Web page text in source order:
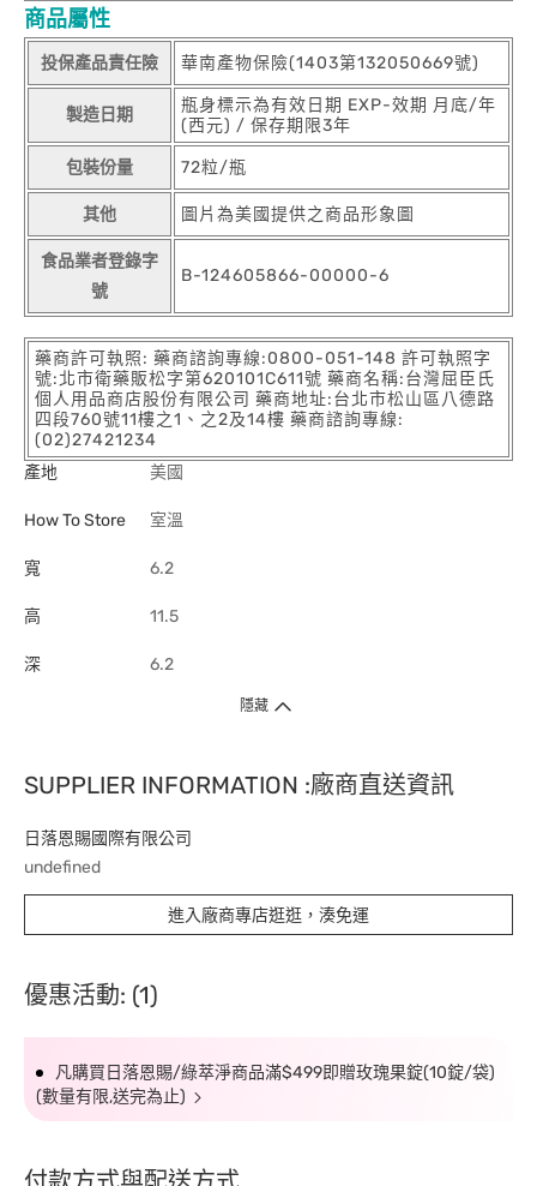
商品屬性
投保產品責任險 華南產物保險(1403第132050669號)
製造日期
瓶身標示為有效日期 EXP-效期 月底/年
(西元) / 保存期限3年
包裝份量 72粒/瓶
其他 圖片為美國提供之商品形象圖
食品業者登錄字
號
B-124605866-00000-6
藥商許可執照: 藥商諮詢專線:0800-051-148 許可執照字
號:北市衛藥販松字第620101C611號 藥商名稱:台灣屈臣氏
個人用品商店股份有限公司 藥商地址:台北市松山區八德路
四段760號11樓之1、之2及14樓 藥商諮詢專線:
(02)27421234
產地
美國
How To Store 室溫
寬 6.2
高 11.5
深 6.2
隱藏
SUPPLIER INFORMATION :廠商直送資訊
日落恩賜國際有限公司
undefined
進入廠商專店逛逛，湊免運
優惠活動: (1)
凡購買日落恩賜/綠萃淨商品滿$499即贈玫瑰果錠(10錠/袋)
(數量有限,送完為止)